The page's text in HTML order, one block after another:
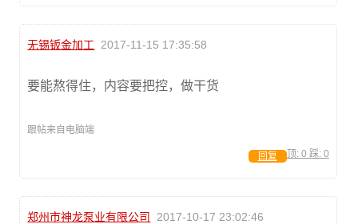
无锡钣金加工 2017-11-15 17:35:58
要能熬得住，内容要把控，做干货
跟帖来自电脑端
顶: 0 踩: 0
回复
郑州市神龙泵业有限公司 2017-10-17 23:02:46